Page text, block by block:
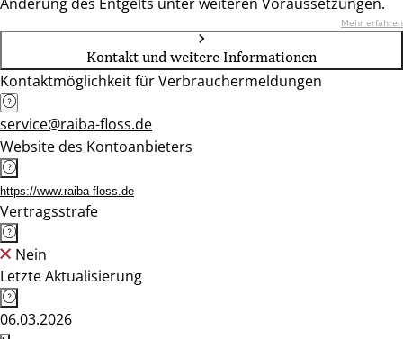
Mehr erfahren
Kontakt und weitere Informationen
Kontaktmöglichkeit für Verbrauchermeldungen
service@raiba-floss.de
Website des Kontoanbieters
https://www.raiba-floss.de
Vertragsstrafe
Nein
Letzte Aktualisierung
06.03.2026